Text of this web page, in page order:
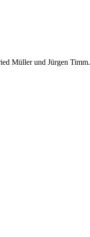
Müller und Jürgen Timm.